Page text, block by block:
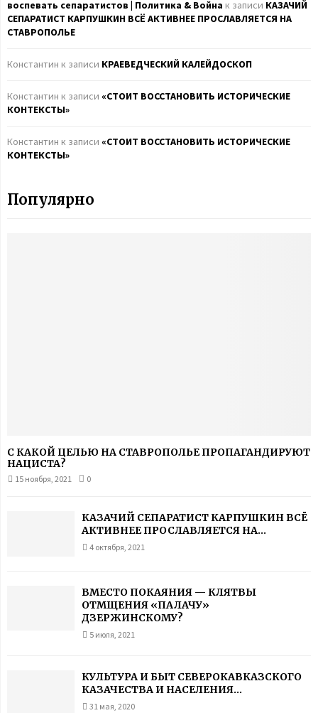
C
воспевать сепаратистов | Политика & Война к записи КАЗАЧИЙ
СЕПАРАТИСТ КАРПУШКИН ВСЁ АКТИВНЕЕ ПРОСЛАВЛЯЕТСЯ НА
СТАВРОПОЛЬЕ
Константин к записи КРАЕВЕДЧЕСКИЙ КАЛЕЙДОСКОП
Константин к записи «СТОИТ ВОССТАНОВИТЬ ИСТОРИЧЕСКИЕ
КОНТЕКСТЫ»
Константин к записи «СТОИТ ВОССТАНОВИТЬ ИСТОРИЧЕСКИЕ
КОНТЕКСТЫ»
Популярно
С КАКОЙ ЦЕЛЬЮ НА СТАВРОПОЛЬЕ ПРОПАГАНДИРУЮТ
НАЦИСТА?
15 ноября, 2021 0
КАЗАЧИЙ СЕПАРАТИСТ КАРПУШКИН ВСЁ
АКТИВНЕЕ ПРОСЛАВЛЯЕТСЯ НА...
4 октября, 2021
ВМЕСТО ПОКАЯНИЯ — КЛЯТВЫ
ОТМЩЕНИЯ «ПАЛАЧУ»
ДЗЕРЖИНСКОМУ?
5 июля, 2021
КУЛЬТУРА И БЫТ СЕВЕРОКАВКАЗСКОГО
КАЗАЧЕСТВА И НАСЕЛЕНИЯ...
31 мая, 2020